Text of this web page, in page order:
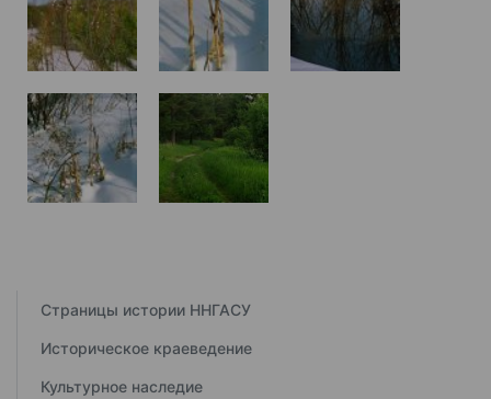
Страницы истории ННГАСУ
Историческое краеведение
Культурное наследие